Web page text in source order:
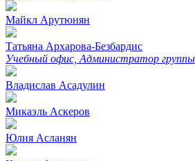
Майкл Арутюнян
Татьяна Архарова-Безбардис
Учебный офиc, Администратор группы
Владислав Асадулин
Микаэль Аскеров
Юлия Асланян